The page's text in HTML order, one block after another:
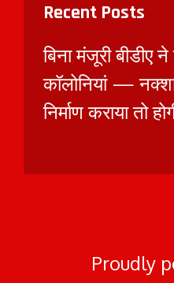
Recent Posts
बिना मंजूरी बीडीए
कॉलोनियां —
निर्माण कराया तो
Proudly